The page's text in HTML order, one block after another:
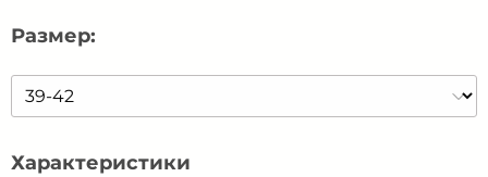
Размер:
Характеристики